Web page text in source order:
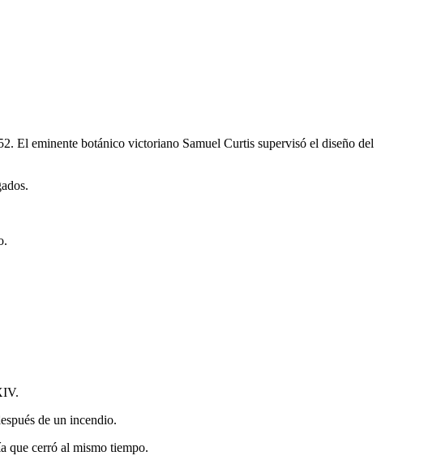
El eminente botánico victoriano Samuel Curtis supervisó el diseño del
de un incendio.
que cerró al mismo tiempo.